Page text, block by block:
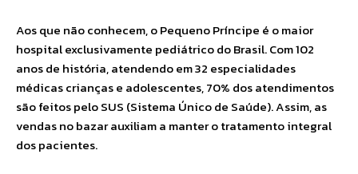
Aos que não conhecem, o Pequeno Príncipe é o maior
hospital exclusivamente pediátrico do Brasil. Com 102
anos de história, atendendo em 32 especialidades
médicas crianças e adolescentes, 70% dos atendimentos
são feitos pelo SUS (Sistema Único de Saúde). Assim, as
vendas no bazar auxiliam a manter o tratamento integral
dos pacientes.